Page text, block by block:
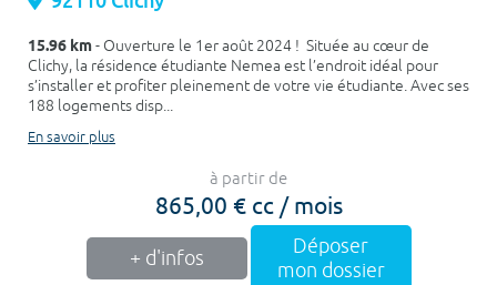
15.96 km- Ouverture le 1er août 2024 ! Située au cœur de
Clichy, la résidence étudiante Nemea est l’endroit idéal pour
s’installer et profiter pleinement de votre vie étudiante. Avec ses
188 logements disp...
En savoir plus
à partir de
865,00 € cc / mois
+ d'infos
Déposer
mon dossier